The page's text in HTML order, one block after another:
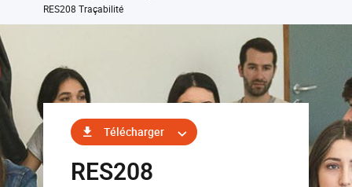
RES208 Traçabilité
Télécharger
RES208